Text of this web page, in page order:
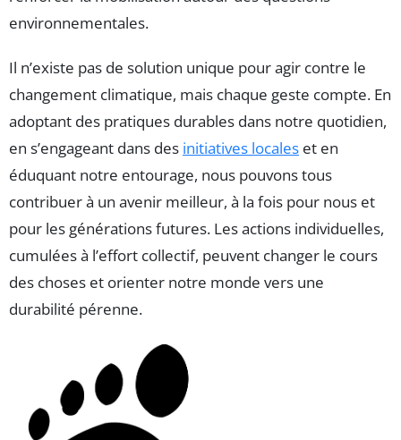
environnementales.
Il n’existe pas de solution unique pour agir contre le
changement climatique, mais chaque geste compte. En
adoptant des pratiques durables dans notre quotidien,
en s’engageant dans des initiatives locales et en
éduquant notre entourage, nous pouvons tous
contribuer à un avenir meilleur, à la fois pour nous et
pour les générations futures. Les actions individuelles,
cumulées à l’effort collectif, peuvent changer le cours
des choses et orienter notre monde vers une
durabilité pérenne.